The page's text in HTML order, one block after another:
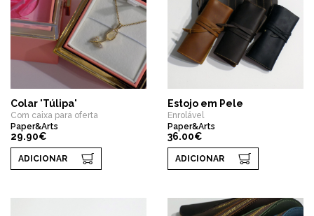
Colar 'Túlipa'
Com caixa para oferta
Paper&Arts
29.90€
ADICIONAR
Estojo em Pele
Enrolável
Paper&Arts
36.00€
ADICIONAR